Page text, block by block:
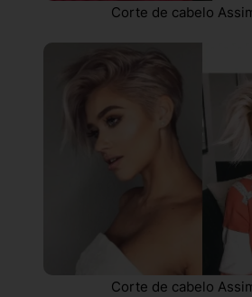
Corte de cabelo
Corte de cabelo